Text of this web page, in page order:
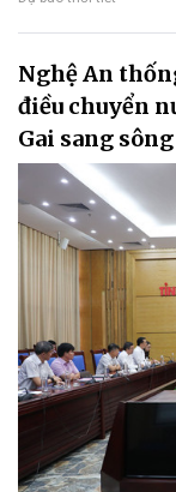
Nghệ An
điều chuyển
Gai sang